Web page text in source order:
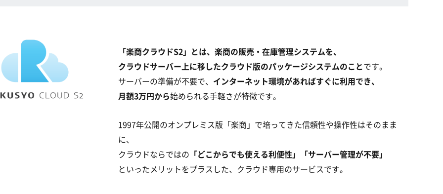
「楽商クラウドS2」とは、楽商の販売・在庫管理システムを、
クラウドサーバー上に移したクラウド版のパッケージシステムのことです。
サーバーの準備が不要で、 インターネット環境があればすぐに利用でき、
月額3万円から始められる手軽さが特徴です。
1997年公開のオンプレミス版「楽商」で培ってきた信頼性や操作性はそのまま
に、
クラウドならではの 「どこからでも使える利便性」「サーバー管理が不要」
といったメリットをプラスした、クラウド専用のサービスです。